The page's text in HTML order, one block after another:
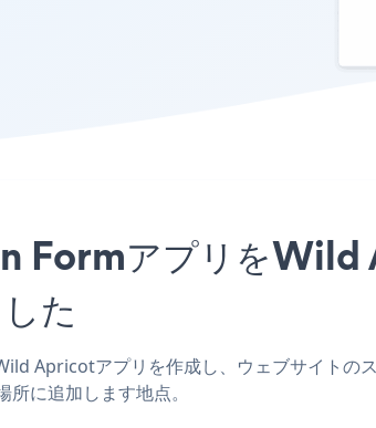
アプリをWild
た
Apricotアプリを作成し、ウェブサイト
に追加します地点。